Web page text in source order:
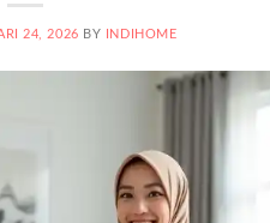
24, 2026 BY INDIHOME